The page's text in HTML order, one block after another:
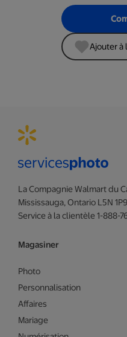
Ajouter à
La Compagnie Walmart du
Mississauga, Ontario L5N 1P9
Service à la clientèle 1-888-
Magasiner
Photo
Personnalisation
Affaires
Mariage